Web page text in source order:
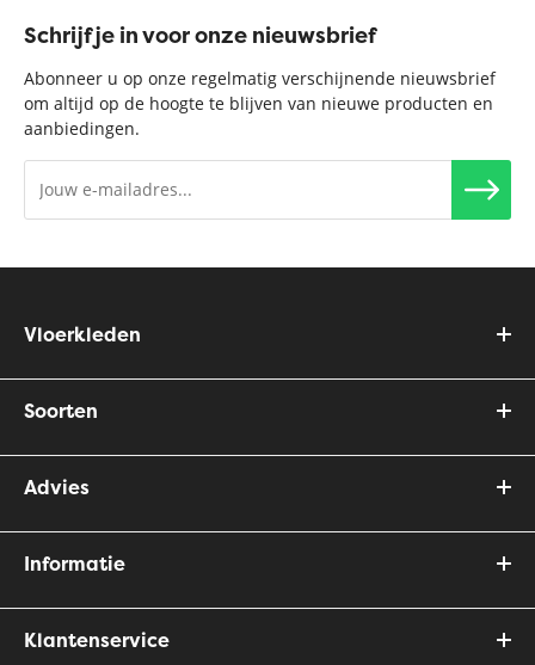
Schrijf je in voor onze nieuwsbrief
Abonneer u op onze regelmatig verschijnende nieuwsbrief
om altijd op de hoogte te blijven van nieuwe producten en
aanbiedingen.
Vloerkleden
Soorten
Advies
Informatie
Klantenservice